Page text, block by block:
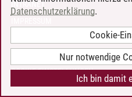
INTRANET
BARRIEREFREIHEIT
COOKIE-EINSTELLUNGEN
Datenschutzerklärung.
Cookie-
Nur notwendige
Ich bin damit